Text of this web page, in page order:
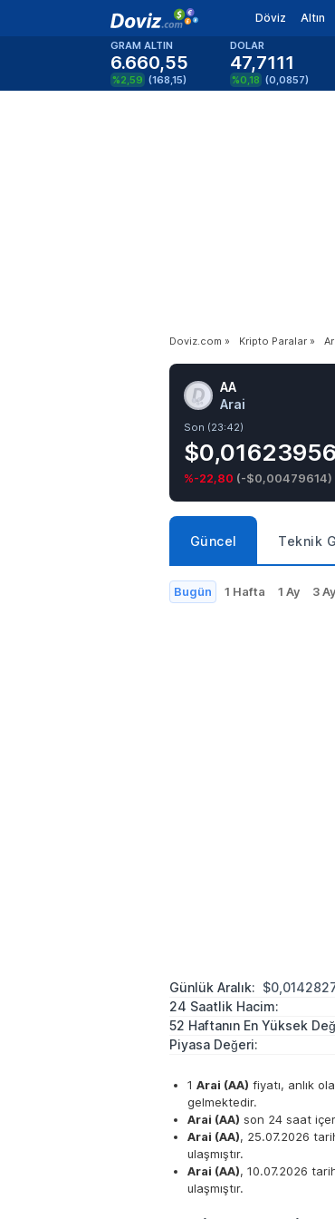
Döviz Altın
GRAM ALTIN
6.660,55
%2,59 (168,15)
DOLAR
47,7111
%0,18 (0,0857)
Doviz.com » Kripto Paralar »
AA
Arai
Son (23:42)
$0,01623956
%-22,80 (-$0,00479614)
Güncel Teknik
Bugün 1 Hafta 1 Ay 3 Ay
Günlük Aralık:
24 Saatlik Hacim:
52 Haftanın En Yüksek
Piyasa Değeri:
1 Arai (AA) fiyatı, anlık
gelmektedir.
Arai (AA) son 24 saat
Arai (AA), 25.07.2026
ulaşmıştır.
Arai (AA), 10.07.2026
ulaşmıştır.